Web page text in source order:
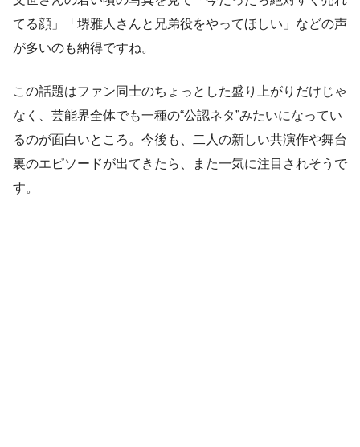
てる顔」「堺雅人さんと兄弟役をやってほしい」などの声
が多いのも納得ですね。
この話題はファン同士のちょっとした盛り上がりだけじゃ
なく、芸能界全体でも一種の“公認ネタ”みたいになってい
るのが面白いところ。今後も、二人の新しい共演作や舞台
裏のエピソードが出てきたら、また一気に注目されそうで
す。